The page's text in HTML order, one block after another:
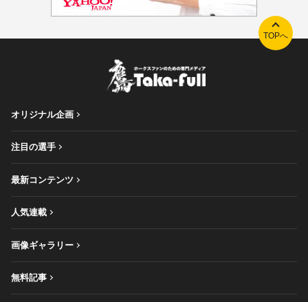
TOPへ
オリジナル企画
注目の選手
最新コンテンツ
人気連載
画像ギャラリー
無料記事